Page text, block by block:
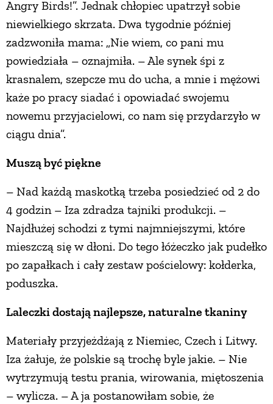
Angry Birds!”. Jednak chłopiec upatrzył sobie
niewielkiego skrzata. Dwa tygodnie później
zadzwoniła mama: „Nie wiem, co pani mu
powiedziała – oznajmiła. – Ale synek śpi z
krasnalem, szepcze mu do ucha, a mnie i mężowi
każe po pracy siadać i opowiadać swojemu
nowemu przyjacielowi, co nam się przydarzyło w
ciągu dnia”.
Muszą być piękne
– Nad każdą maskotką trzeba posiedzieć od 2 do
4 godzin – Iza zdradza tajniki produkcji. –
Najdłużej schodzi z tymi najmniejszymi, które
mieszczą się w dłoni. Do tego łóżeczko jak pudełko
po zapałkach i cały zestaw pościelowy: kołderka,
poduszka.
Laleczki dostają najlepsze, naturalne tkaniny
Materiały przyjeżdżają z Niemiec, Czech i Litwy.
Iza żałuje, że polskie są trochę byle jakie. – Nie
wytrzymują testu prania, wirowania, miętoszenia
– wylicza. – A ja postanowiłam sobie, że